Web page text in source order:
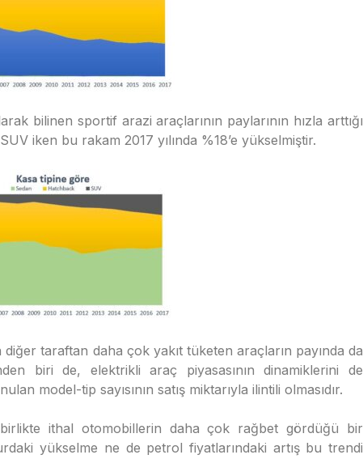
bilinen sportif arazi araçlarının paylarının hızla arttığı
iken bu rakam 2017 yılında %18’e yükselmiştir.
taraftan daha çok yakıt tüketen araçların payında da
biri de, elektrikli araç piyasasının dinamiklerini de
model-tip sayısının satış miktarıyla ilintili olmasıdır.
ithal otomobillerin daha çok rağbet gördüğü bir
yükselme ne de petrol fiyatlarındaki artış bu trendi